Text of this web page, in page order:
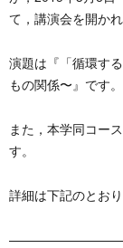
て，講演会を開かれ
演題は『「循環す
もの関係〜』です。
また，本学同コー
す。
詳細は下記のとおり